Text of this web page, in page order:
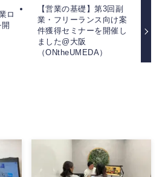
ロ
【営業の基礎】第3回副
業・フリーランス向け案
件獲得セミナーを開催し
ました@大阪
（ONtheUMEDA）